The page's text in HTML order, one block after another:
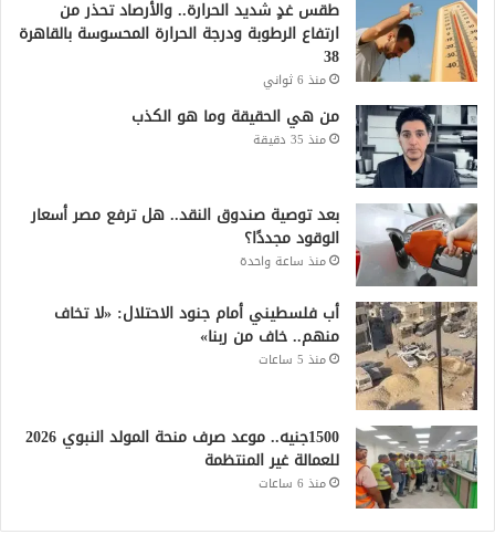
طقس غدٍ شديد الحرارة.. والأرصاد تحذر من
ارتفاع الرطوبة ودرجة الحرارة المحسوسة بالقاهرة
38
منذ 6 ثواني
من هي الحقيقة وما هو الكذب
منذ 35 دقيقة
بعد توصية صندوق النقد.. هل ترفع مصر أسعار
الوقود مجددًا؟
منذ ساعة واحدة
أب فلسطيني أمام جنود الاحتلال: «لا تخاف
منهم.. خاف من ربنا»
منذ 5 ساعات
1500جنيه.. موعد صرف منحة المولد النبوي 2026
للعمالة غير المنتظمة
منذ 6 ساعات